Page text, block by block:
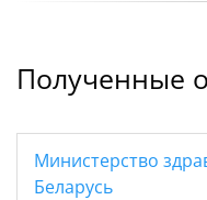
Полученные
Министерство
Беларусь